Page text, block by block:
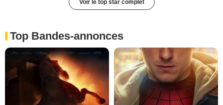
Voir le top star complet
Top Bandes-annonces